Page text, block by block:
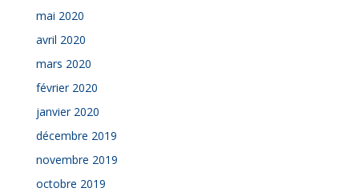
mai 2020
avril 2020
mars 2020
février 2020
janvier 2020
décembre 2019
novembre 2019
octobre 2019